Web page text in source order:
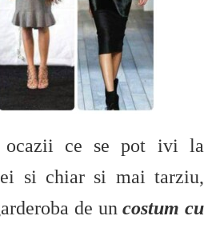
ocazii ce se pot ivi la
si chiar si mai tarziu,
de uncostum cu